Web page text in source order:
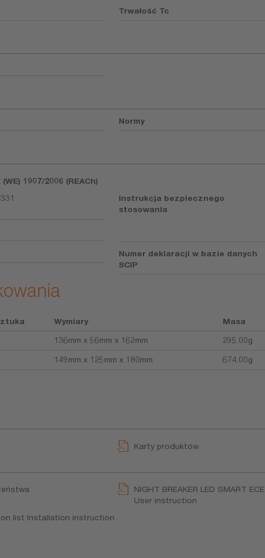
Trwałość Tc
Normy
1907/2006 (REACh)
Instrukcja bezpiecznego
stosowania
Numer deklaracji w bazie danych
SCIP
Wymiary Masa
136mm x 56mm x 162mm 295.00g
149mm x 125mm x 180mm 674.00g
Karty produktów
NIGHT BREAKER LED SMART ECE
User instruction
list Installation instruction